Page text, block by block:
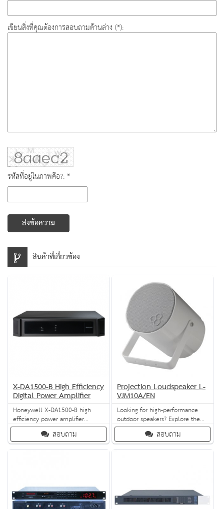
เขียนสิ่งที่คุณต้องการสอบถามด้านล่าง (*):
รหัสที่อยู่ในภาพคือ?: *
ส่งข้อความ
สินค้าที่เกี่ยวข้อง
X-DA1500-B High Efficiency
Digital Power Amplifier
Honeywell X-DA1500-B high
efficiency power amplifier
provides audio signal
amplification for the X-618
Digital Public Address and Voice
สอบถาม
Projection Loudspeaker L-
VJM10A/EN
Looking for high-performance
outdoor speakers? Explore the
VJM duo of unidirectional
speakers. Both offer mounting
flexibility (ceiling and wall), a
สอบถาม